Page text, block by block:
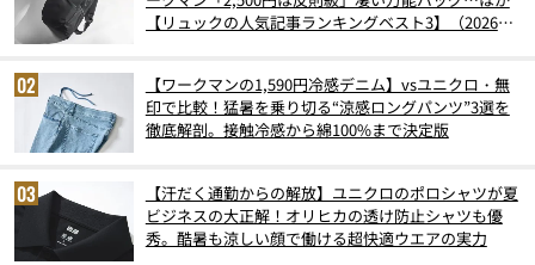
【リュックの人気記事ランキングベスト3】（2026年
【ワークマンの1,590円冷感デニム】vsユニクロ・無
印で比較！猛暑を乗り切る“涼感ロングパンツ”3選を
徹底解剖。接触冷感から綿100%まで決定版
【汗だく通勤からの解放】ユニクロのポロシャツが夏
ビジネスの大正解！オリヒカの透け防止シャツも優
秀。酷暑も涼しい顔で働ける超快適ウエアの実力